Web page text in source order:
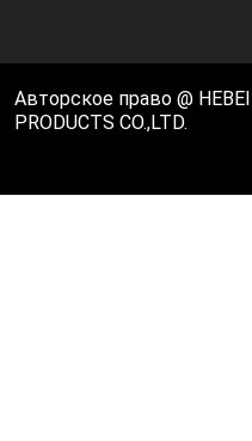
Авторское право @
PRODUCTS CO.,LTD.